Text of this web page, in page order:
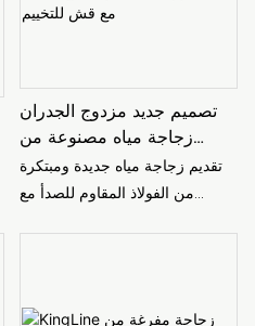
تصميم جديد مزدوج الجدران
زجاجة مياه مصنوعة من
الفولاذ المقاوم للصدأ ، لون
تدرج بسيط مع قش للتخييم
تقديم زجاجة مياه جديدة ومبتكرة
من الفولاذ المقاوم للصدأ مع